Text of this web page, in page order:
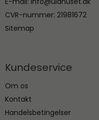
CVR-nummer: 21981672
Sitemap
Kundeservice
Om os
Kontakt
Handelsbetingelser